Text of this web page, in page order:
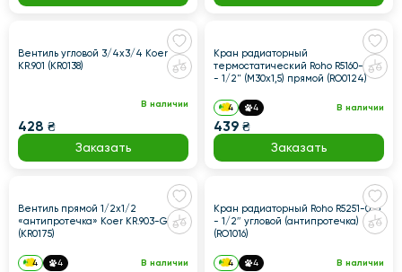
Вентиль угловой 3/4x3/4 Koer
KR.901 (KR0138)
В наличии
428 ₴
Заказать
Кран радиаторный
термостатический Roho R5160-050
- 1/2" (М30х1,5) прямой (RO0124)
4 4 В наличии
439 ₴
Заказать
Вентиль прямой 1/2x1/2
«антипротечка» Koer KR.903-Gi
(KR0175)
4 4 В наличии
Кран радиаторный Roho R5251-050
- 1/2″ угловой (антипротечка)
(RO1016)
4 4 В наличии